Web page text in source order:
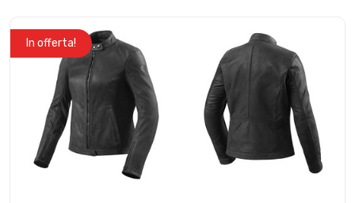
In offerta!